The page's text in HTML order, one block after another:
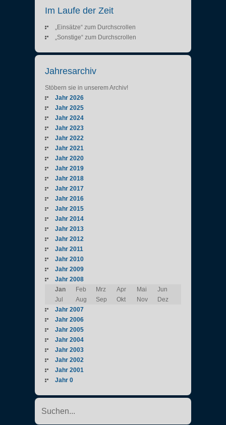
Im Laufe der Zeit
„Einsätze“ zum Durchscrollen
„Sonstige“ zum Durchscrollen
Jahresarchiv
Stöbern sie in unserem Archiv!
Jahr 2026
Jahr 2025
Jahr 2024
Jahr 2023
Jahr 2022
Jahr 2021
Jahr 2020
Jahr 2019
Jahr 2018
Jahr 2017
Jahr 2016
Jahr 2015
Jahr 2014
Jahr 2013
Jahr 2012
Jahr 2011
Jahr 2010
Jahr 2009
Jahr 2008
Jan
Feb Mrz Apr Mai
Jun
Jul
Aug Sep Okt Nov
Dez
Jahr 2007
Jahr 2006
Jahr 2005
Jahr 2004
Jahr 2003
Jahr 2002
Jahr 2001
Jahr 0